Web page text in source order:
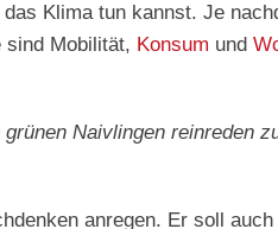
Klima tun kannst. Je
sind Mobilität, Konsum und
Naivlingen reinreden
anregen. Er soll